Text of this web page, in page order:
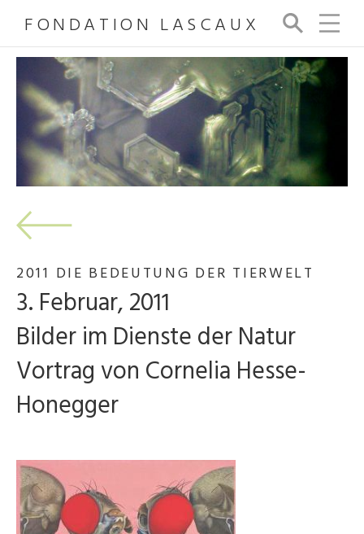
FONDATION LASCAUX
Su
ch
e
2011 DIE BEDEUTUNG DER TIERWELT
3. Februar, 2011
Bilder im Dienste der Natur
Vortrag von Cornelia Hesse-
Honegger